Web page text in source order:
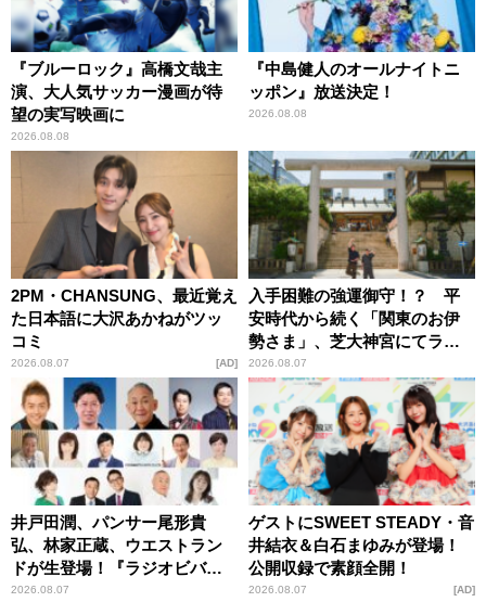
『ブルーロック』高橋文哉主
演、大人気サッカー漫画が待
望の実写映画に
2026.08.08
『中島健人のオールナイトニ
ッポン』放送決定！
2026.08.08
2PM・CHANSUNG、最近覚え
た日本語に大沢あかねがツッ
コミ
2026.08.07 AD
入手困難の強運御守！？ 平
安時代から続く「関東のお伊
勢さま」、芝大神宮にてラン
パンプスが合格祈願！
2026.08.07
井戸田潤、パンサー尾形貴
弘、林家正蔵、ウエストラン
ドが生登場！『ラジオビバリ
ー昼ズ』
2026.08.07
ゲストにSWEET STEADY・音
井結衣＆白石まゆみが登場！
公開収録で素顔全開！
2026.08.07 AD